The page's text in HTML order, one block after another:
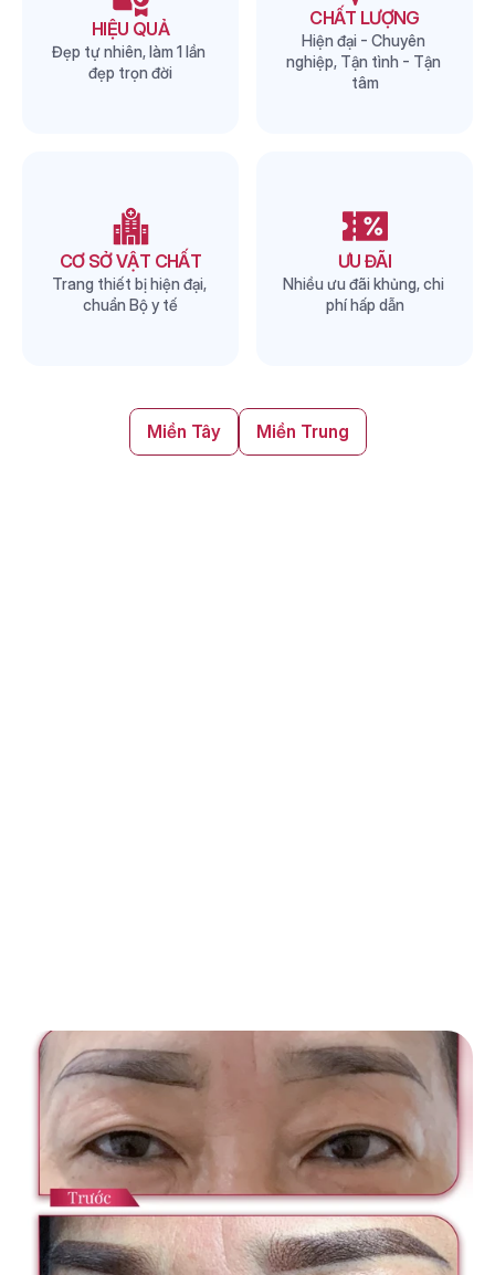
HIỆU QUẢ
Đẹp tự nhiên, làm 1 lần
đẹp trọn đời
CHẤT LƯỢNG
Hiện đại - Chuyên
nghiệp, Tận tình - Tận
tâm
CƠ SỞ VẬT CHẤT
Trang thiết bị hiện đại,
chuẩn Bộ y tế
ƯU ĐÃI
Nhiều ưu đãi khủng, chi
phí hấp dẫn
Miền Tây Miền Trung
hàng